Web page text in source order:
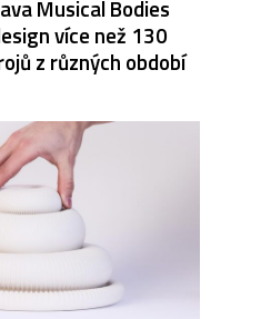
Musical Bodies
více než 130
z různých období